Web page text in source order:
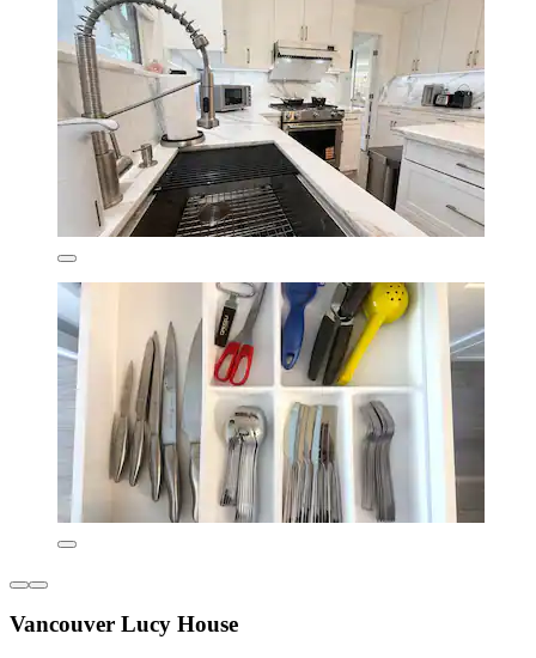
Vancouver Lucy House